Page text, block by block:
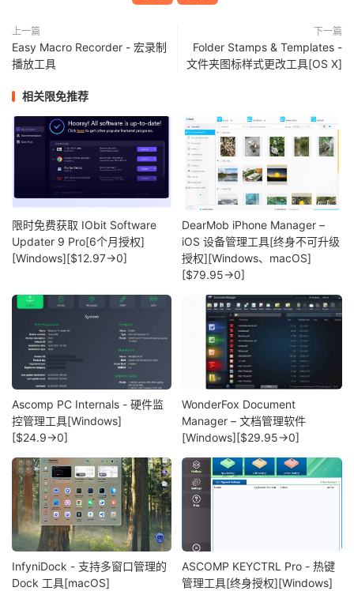
上一篇
Easy Macro Recorder - 宏录制
播放工具
下一篇
Folder Stamps & Templates -
文件夹图标样式更改工具[OS X]
相关限免推荐
限时免费获取 IObit Software
Updater 9 Pro[6个月授权]
[Windows][$12.97→0]
DearMob iPhone Manager –
iOS 设备管理工具[终身不可升级
授权][Windows、macOS]
[$79.95→0]
Ascomp PC Internals - 硬件监
控管理工具[Windows]
[$24.9→0]
WonderFox Document
Manager – 文档管理软件
[Windows][$29.95→0]
InfyniDock - 支持多窗口管理的
Dock 工具[macOS]
ASCOMP KEYCTRL Pro - 热键
管理工具[终身授权][Windows]